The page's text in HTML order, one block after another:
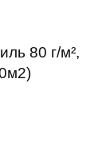
80 г/м²,